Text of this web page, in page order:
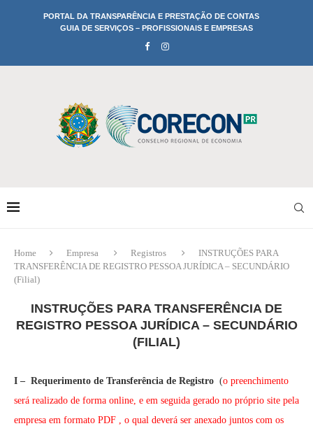
PORTAL DA TRANSPARÊNCIA E PRESTAÇÃO DE CONTAS
GUIA DE SERVIÇOS – PROFISSIONAIS E EMPRESAS
Home Empresa Registros
INSTRUÇÕES PARA
TRANSFERÊNCIA DE REGISTRO PESSOA JURÍDICA – SECUNDÁRIO
(Filial)
INSTRUÇÕES PARA TRANSFERÊNCIA DE
REGISTRO PESSOA JURÍDICA – SECUNDÁRIO
(FILIAL)
I – Requerimento de Transferência de Registro (o preenchimento
será realizado de forma online, e em seguida gerado no próprio site pela
empresa em formato PDF , o qual deverá ser anexado juntos com os